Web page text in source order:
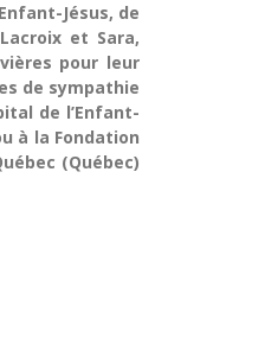
Jésus, de
et Sara,
pour leur
de sympathie
de l’Enfant-
à la Fondation
(Québec)